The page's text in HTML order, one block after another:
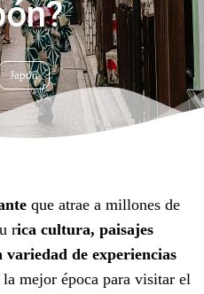
Japón
que atrae a millones de
rica cultura, paisajes
de experiencias
mejor época para visitar el